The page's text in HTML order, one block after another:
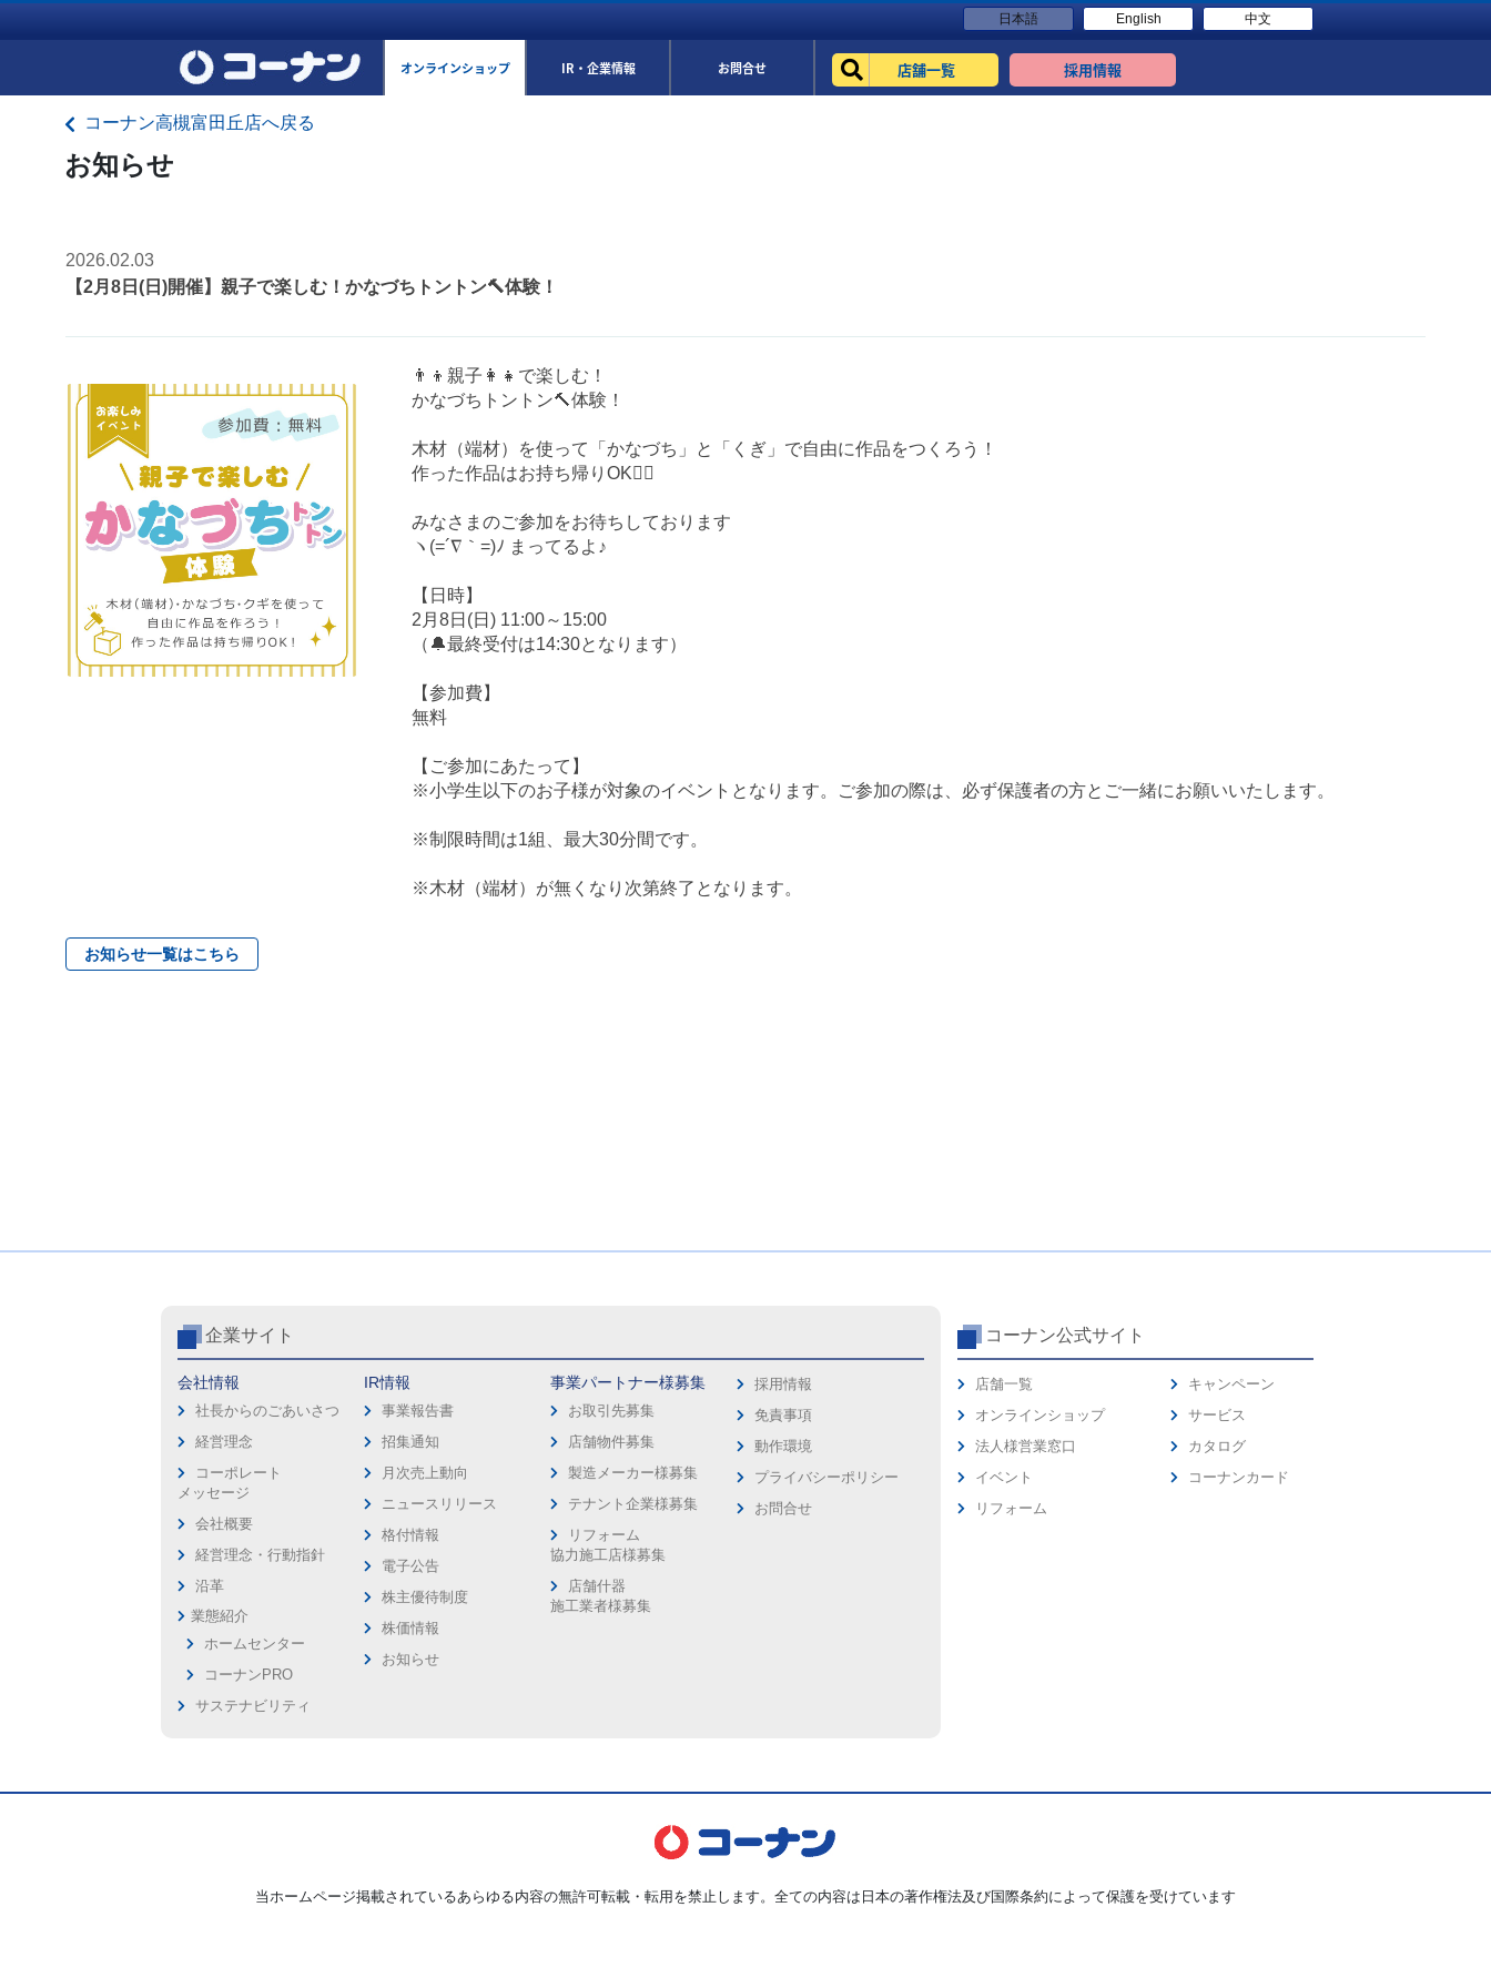
日本語 English 中文
オンラインショップ IR・企業情報 お問合せ 店舗一覧 採用情報
コーナン高槻富田丘店へ戻る
お知らせ
2026.02.03
【2月8日(日)開催】親子で楽しむ！かなづちトントン🔨体験！
👨‍👦親子👩‍👧で楽しむ！
かなづちトントン🔨体験！
木材（端材）を使って「かなづち」と「くぎ」で自由に作品をつくろう！
作った作品はお持ち帰りOK🙆‍♀️
みなさまのご参加をお待ちしております
ヽ(=´∇｀=)ﾉ まってるよ♪
【日時】
2月8日(日) 11:00～15:00
（🔔最終受付は14:30となります）
【参加費】
無料
【ご参加にあたって】
※小学生以下のお子様が対象のイベントとなります。ご参加の際は、必ず保護者の方とご一緒にお願いいたします。
※制限時間は1組、最大30分間です。
※木材（端材）が無くなり次第終了となります。
お知らせ一覧はこちら
企業サイト
会社情報
社長からのごあいさつ
経営理念
コーポレート
メッセージ
会社概要
経営理念・行動指針
沿革
業態紹介
ホームセンター
コーナンPRO
サステナビリティ
IR情報
事業報告書
招集通知
月次売上動向
ニュースリリース
格付情報
電子公告
株主優待制度
株価情報
お知らせ
事業パートナー様募集
お取引先募集
店舗物件募集
製造メーカー様募集
テナント企業様募集
リフォーム
協力施工店様募集
店舗什器
施工業者様募集
採用情報
免責事項
動作環境
プライバシーポリシー
お問合せ
コーナン公式サイト
店舗一覧
オンラインショップ
法人様営業窓口
イベント
リフォーム
キャンペーン
サービス
カタログ
コーナンカード
当ホームページ掲載されているあらゆる内容の無許可転載・転用を禁止します。全ての内容は日本の著作権法及び国際条約によって保護を受けています